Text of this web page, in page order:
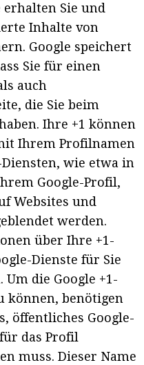
erhalten Sie und
Inhalte von
Google speichert
Sie für einen
auch
die Sie beim
Ihre +1 können
Ihrem Profilnamen
wie etwa in
Google-Profil,
Websites und
werden.
über Ihre +1-
Dienste für Sie
die Google +1-
können, benötigen
öffentliches Google-
das Profil
muss. Dieser Name